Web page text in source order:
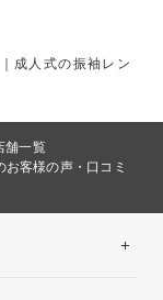
成人式の振袖レン
舗一覧
お客様の声・口コミ